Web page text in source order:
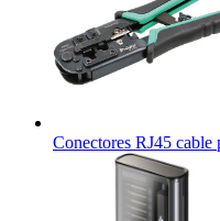
Conectores RJ45 cable